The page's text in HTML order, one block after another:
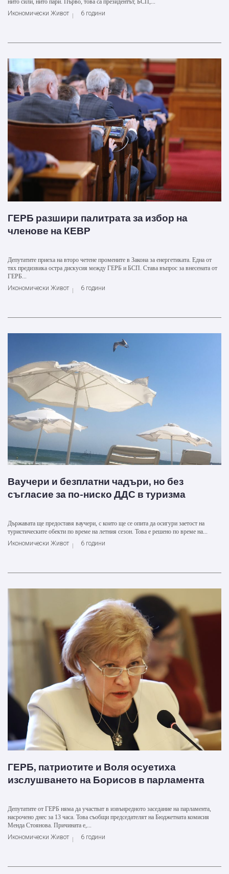
нито сили, нито пари. Първо, това са президентът, БСП,...
Икономически Живот
6 години
ГЕРБ разшири палитрата за избор на
членове на КЕВР
Депутатите приеха на второ четене промените в Закона за енергетиката. Една от
тях предизвика остра дискусия между ГЕРБ и БСП. Става въпрос за внесената от
ГЕРБ...
Икономически Живот
6 години
Ваучери и безплатни чадъри, но без
съгласие за по-ниско ДДС в туризма
Държавата ще предоставя ваучери, с които ще се опита да осигури заетост на
туристическите обекти по време на летния сезон. Това е решено по време на...
Икономически Живот
6 години
ГЕРБ, патриотите и Воля осуетиха
изслушването на Борисов в парламента
Депутатите от ГЕРБ няма да участват в извънредното заседание на парламента,
насрочено днес за 13 часа. Това съобщи председателят на Бюджетната комисия
Менда Стоянова. Причината е,...
Икономически Живот
6 години